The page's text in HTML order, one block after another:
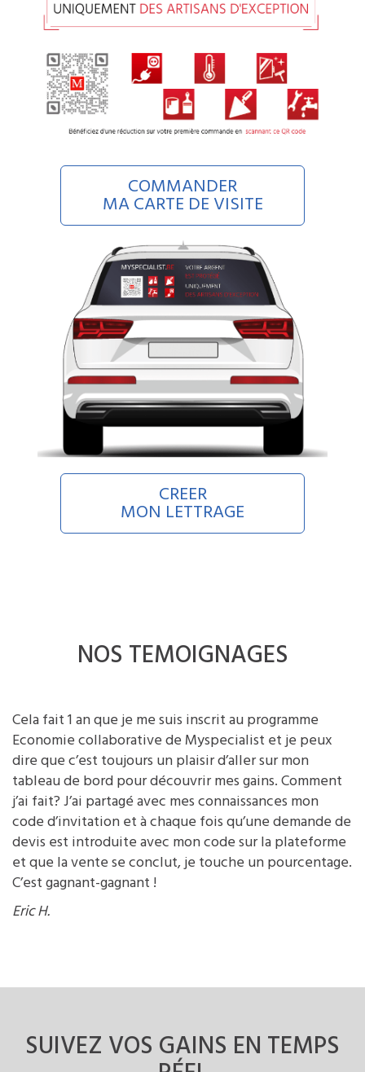
COMMANDER
MA CARTE DE VISITE
CREER
MON LETTRAGE
NOS TEMOIGNAGES
Cela fait 1 an que je me suis inscrit au programme
Economie collaborative de Myspecialist et je peux
dire que c’est toujours un plaisir d’aller sur mon
tableau de bord pour découvrir mes gains. Comment
j’ai fait? J’ai partagé avec mes connaissances mon
code d’invitation et à chaque fois qu’une demande de
devis est introduite avec mon code sur la plateforme
et que la vente se conclut, je touche un pourcentage.
C’est gagnant-gagnant !
Eric H.
SUIVEZ VOS GAINS EN TEMPS